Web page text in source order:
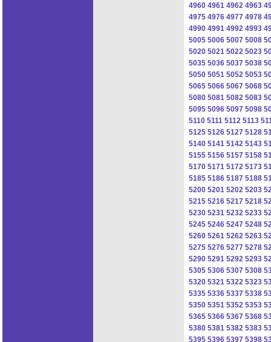
4960 4961 4962 4963
4975 4976 4977 4978
4990 4991 4992 4993
5005 5006 5007 5008
5020 5021 5022 5023
5035 5036 5037 5038
5050 5051 5052 5053
5065 5066 5067 5068
5080 5081 5082 5083
5095 5096 5097 5098
5110 5111 5112 5113
5125 5126 5127 5128
5140 5141 5142 5143
5155 5156 5157 5158
5170 5171 5172 5173
5185 5186 5187 5188
5200 5201 5202 5203
5215 5216 5217 5218
5230 5231 5232 5233
5245 5246 5247 5248
5260 5261 5262 5263
5275 5276 5277 5278
5290 5291 5292 5293
5305 5306 5307 5308
5320 5321 5322 5323
5335 5336 5337 5338
5350 5351 5352 5353
5365 5366 5367 5368
5380 5381 5382 5383
5395 5396 5397 5398